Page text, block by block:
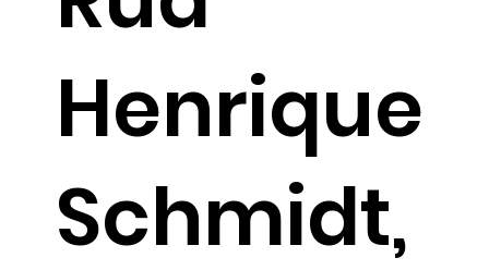
Henrique
Schmidt,